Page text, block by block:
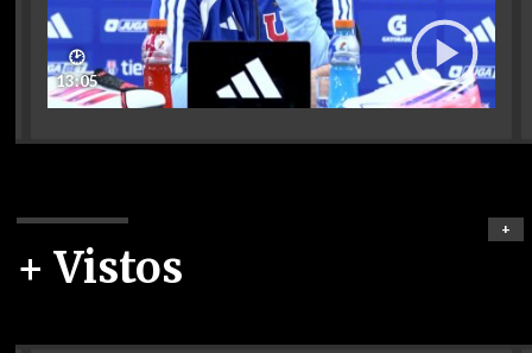
🕑
13:05
+ Vistos
+